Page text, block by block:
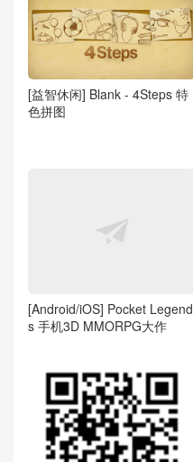
[益智休闲] Blank - 4Steps 特
色拼图
[Android/iOS] Pocket Legend
s 手机3D MMORPG大作